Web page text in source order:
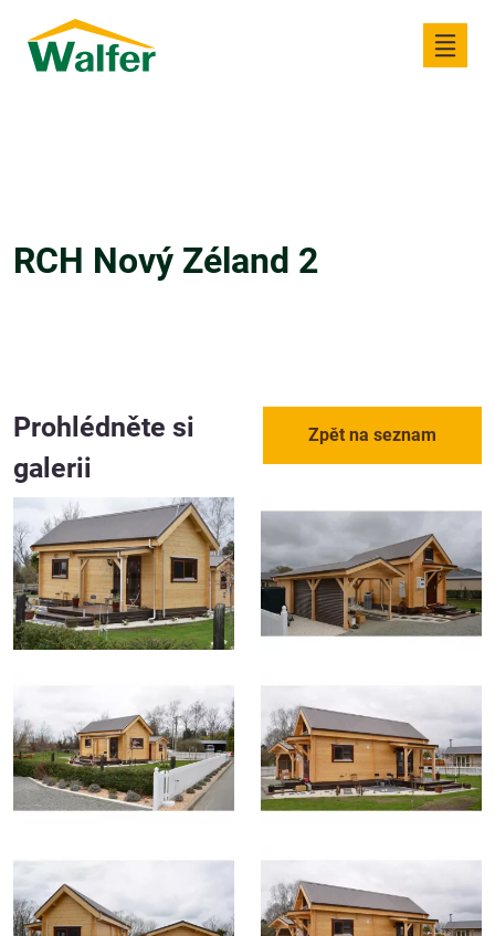
RCH Nový Zéland 2
Prohlédněte si
galerii
Zpět na seznam